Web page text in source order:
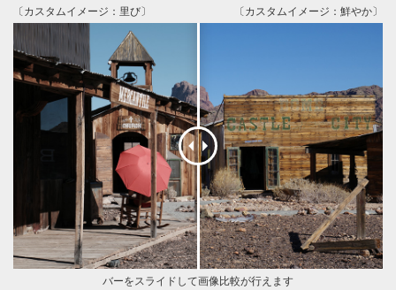
〔カスタムイメージ：里び〕 〔カスタムイメージ：鮮やか〕
バーをスライドして画像比較が行えます